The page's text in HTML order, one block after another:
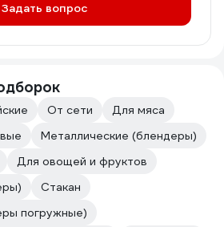
Задать вопрос
От сети
Для мяса
Металлические (блендеры)
Для овощей и фруктов
Стакан
погружные)